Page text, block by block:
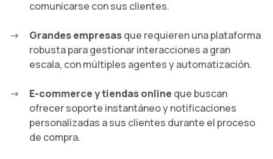
comunicarse con sus clientes.
Grandes empresasque requieren una plataforma
robusta para gestionar interacciones a gran
escala, con múltiples agentes y automatización.
E-commerce y tiendas online que buscan
ofrecer soporte instantáneo y notificaciones
personalizadas a sus clientes durante el proceso
de compra.